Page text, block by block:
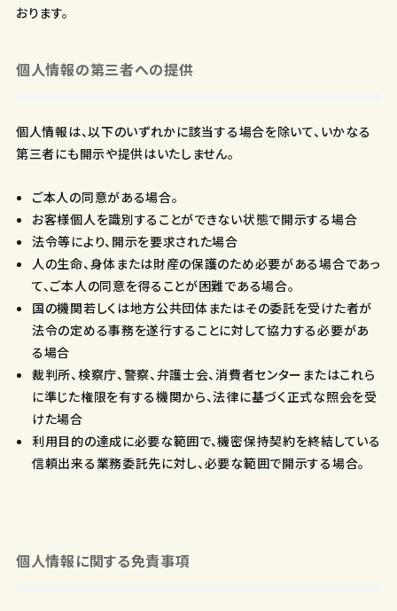
おります。
個人情報の第三者への提供
個人情報は、以下のいずれかに該当する場合を除いて、いかなる
第三者にも開示や提供はいたしません。
ご本人の同意がある場合。
お客様個人を識別することができない状態で開示する場合
法令等により、開示を要求された場合
人の生命、身体または財産の保護のため必要がある場合であっ
て、ご本人の同意を得ることが困難である場合。
国の機関若しくは地方公共団体またはその委託を受けた者が
法令の定める事務を遂行することに対して協力する必要があ
る場合
裁判所、検察庁、警察、弁護士会、消費者センターまたはこれら
に準じた権限を有する機関から、法律に基づく正式な照会を受
けた場合
利用目的の達成に必要な範囲で、機密保持契約を終結している
信頼出来る業務委託先に対し、必要な範囲で開示する場合。
個人情報に関する免責事項